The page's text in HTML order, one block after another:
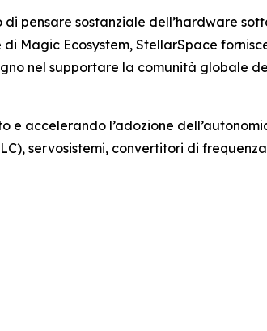
pensare sostanziale dell’hardware
Magic Ecosystem, StellarSpace
nel supportare la comunità globale
accelerando l’adozione
servosistemi, convertitori di